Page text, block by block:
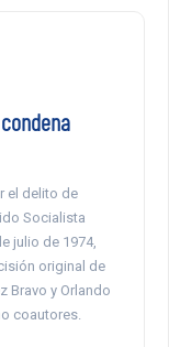
el delito de
Socialista
julio de 1974,
original de
Bravo y Orlando
coautores.